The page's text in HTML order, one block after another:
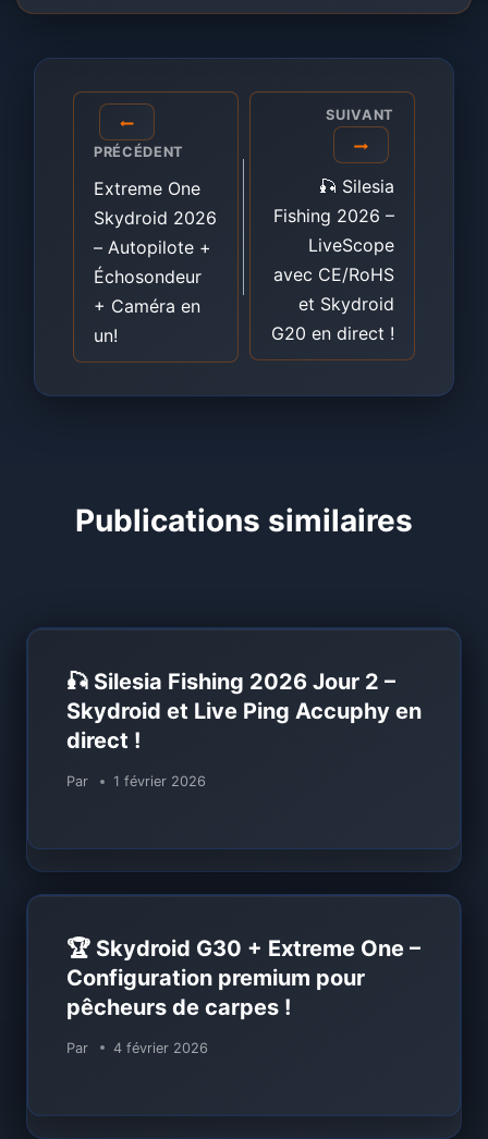
Navigation
de
l’article
PRÉCÉDENT
Extreme One
Skydroid 2026
– Autopilote +
Échosondeur
+ Caméra en
un!
SUIVANT
🎣 Silesia
Fishing 2026 –
LiveScope
avec CE/RoHS
et Skydroid
G20 en direct !
Publications similaires
🎣 Silesia Fishing 2026 Jour 2 –
Skydroid et Live Ping Accuphy en
direct !
Par 1 février 2026
🏆 Skydroid G30 + Extreme One –
Configuration premium pour
pêcheurs de carpes !
Par 4 février 2026